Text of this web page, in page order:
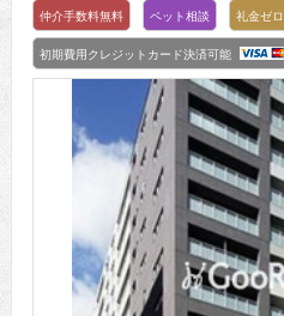
仲介手数料無料 ペット相談 礼金ゼロ
初期費用クレジットカード決済可能